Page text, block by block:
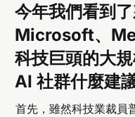
今年我們看到
Microsoft、
科技巨頭的大
AI 社群什麼建
首先，雖然科技業裁員